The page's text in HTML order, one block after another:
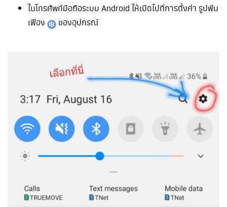
ในโทรศัพท์มือถือระบบ Android ให้เปิดไปที่การตั้งค่า รูปฟัน
เฟือง
ของอุปกรณ์